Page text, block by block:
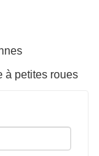
à petites roues